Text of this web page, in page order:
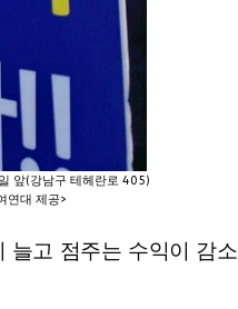
앞(강남구 테헤란로 405)
연대 제공>
늘고 점주는 수익이 감소